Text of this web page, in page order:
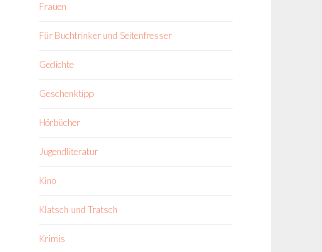
Frauen
Für Buchtrinker und Seitenfresser
Gedichte
Geschenktipp
Hörbücher
Jugendliteratur
Kino
Klatsch und Tratsch
Krimis